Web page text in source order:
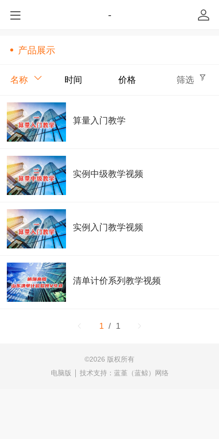
-
产品展示
名称 时间 价格 筛选
算量入门教学
实例中级教学视频
实例入门教学视频
清单计价系列教学视频
1 / 1
©2026 版权所有
电脑版
技术支持： 蓝堇（蓝鲸）网络